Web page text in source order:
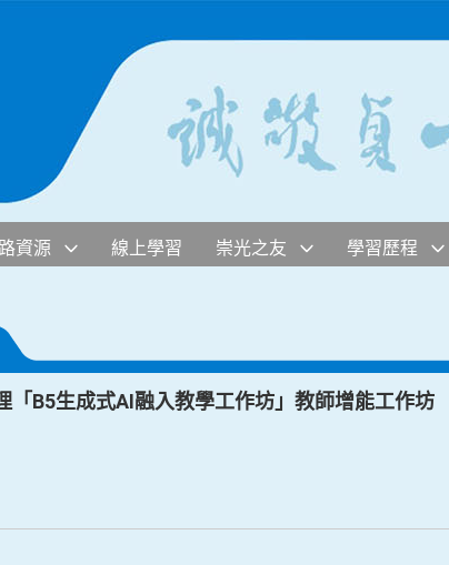
資源 線上學習 崇光之友 學習歷程
「B5生成式AI融入教學工作坊」教師增能工作坊